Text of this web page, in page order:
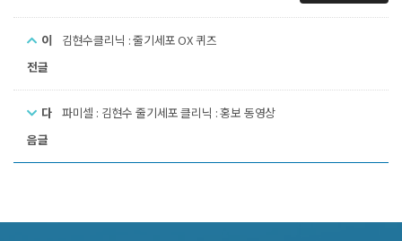
이
전글
김현수클리닉 : 줄기세포 OX 퀴즈
다
음글
파미셀 : 김현수 줄기세포 클리닉 : 홍보 동영상